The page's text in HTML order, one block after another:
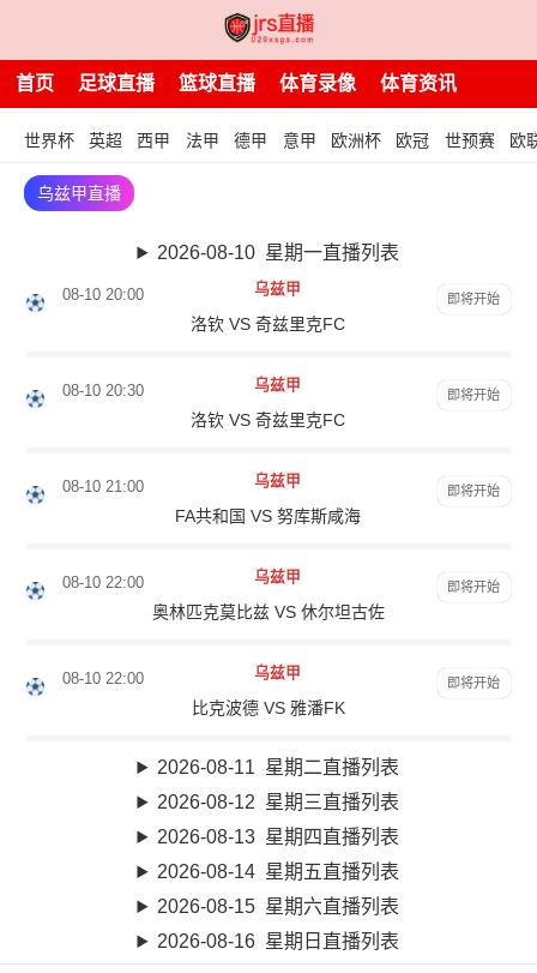
首页 足球直播 篮球直播 体育录像 体育资讯
世界杯 英超 西甲 法甲 德甲 意甲 欧洲杯 欧冠 世预赛 欧
乌兹甲直播
2026-08-10 星期一直播列表
08-10 20:00 乌兹甲
洛钦 VS 奇兹里克FC
即将开始
08-10 20:30 乌兹甲
洛钦 VS 奇兹里克FC
即将开始
08-10 21:00 乌兹甲
FA共和国 VS 努库斯咸海
即将开始
08-10 22:00 乌兹甲
奥林匹克莫比兹 VS 休尔坦古佐
即将开始
08-10 22:00 乌兹甲
比克波德 VS 雅潘FK
即将开始
2026-08-11 星期二直播列表
2026-08-12 星期三直播列表
2026-08-13 星期四直播列表
2026-08-14 星期五直播列表
2026-08-15 星期六直播列表
2026-08-16 星期日直播列表